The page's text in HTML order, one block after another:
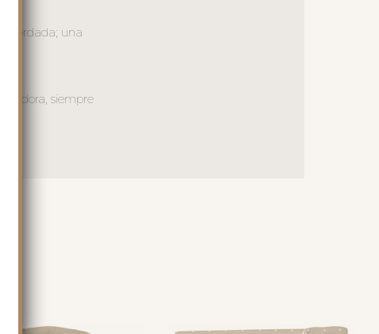
bordada; una
siempre